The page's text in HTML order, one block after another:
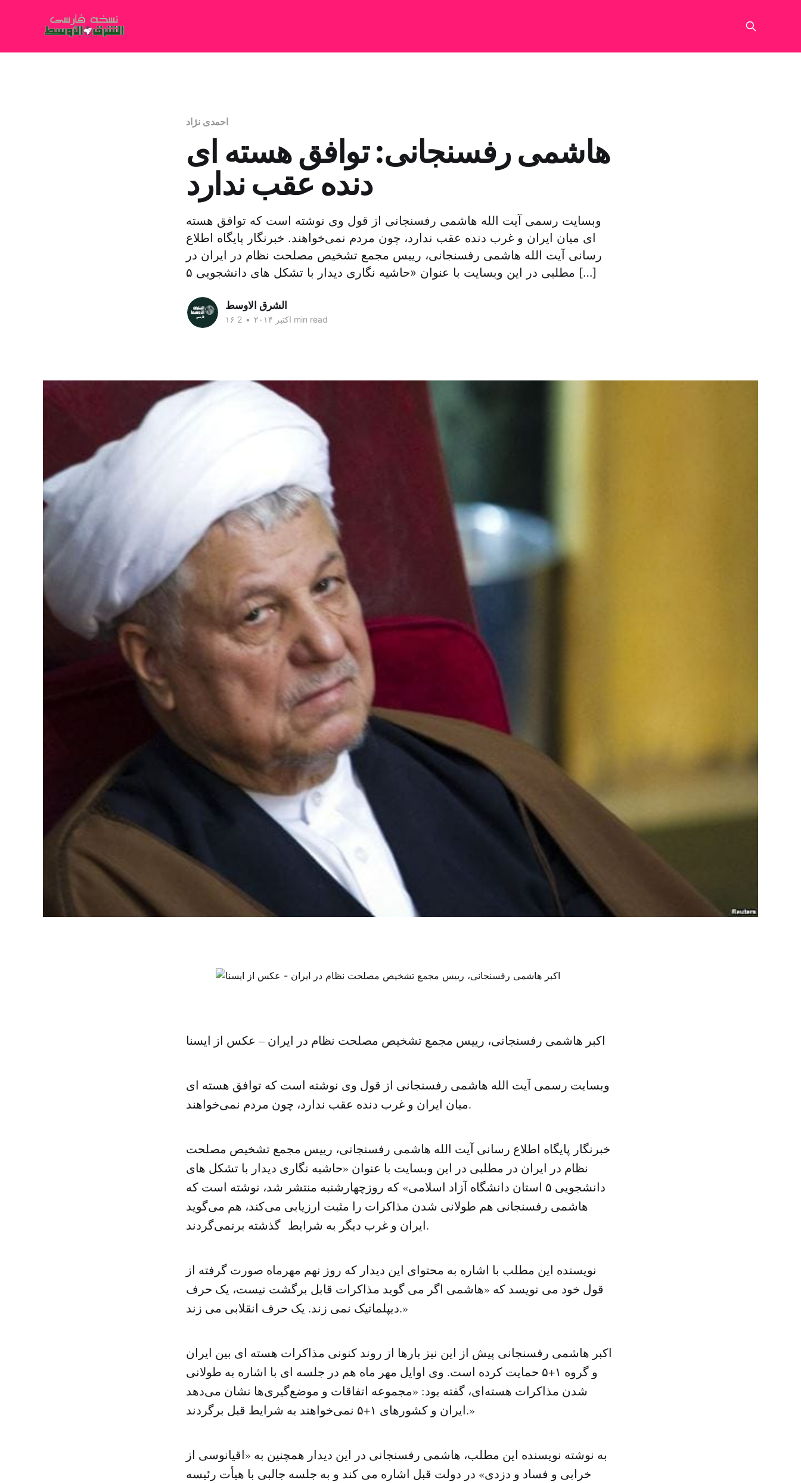
احمدی نژاد
هاشمی رفسنجانی: توافق هسته ای
دنده عقب ندارد
وبسایت رسمی آیت الله هاشمی رفسنجانی از قول وی نوشته است که توافق هسته
ای میان ایران و غرب دنده عقب ندارد، چون مردم نمی‌خواهند. خبرنگار پایگاه اطلاع
رسانی آیت الله هاشمی رفسنجانی، رییس مجمع تشخیص مصلحت نظام در ایران در
مطلبی در این وبسایت با عنوان «حاشیه نگاری دیدار با تشکل های دانشجویی ۵ […]
الشرق الاوسط
۱۶ اکتبر ۲۰۱۴ • 2 min read
اکبر هاشمی رفسنجانی، رییس مجمع تشخیص مصلحت نظام در ایران – عکس از ایسنا
وبسایت رسمی آیت الله هاشمی رفسنجانی از قول وی نوشته است که توافق هسته ای
میان ایران و غرب دنده عقب ندارد، چون مردم نمی‌خواهند.
خبرنگار پایگاه اطلاع رسانی آیت الله هاشمی رفسنجانی، رییس مجمع تشخیص مصلحت
نظام در ایران در مطلبی در این وبسایت با عنوان «حاشیه نگاری دیدار با تشکل های
دانشجویی ۵ استان دانشگاه آزاد اسلامی» که روزچهارشنبه منتشر شد، نوشته است که
هاشمی رفسنجانی هم طولانی شدن مذاکرات را مثبت ارزیابی می‌کند، هم می‌گوید
ایران و غرب دیگر به شرایط گذشته برنمی‌گردند.
نویسنده این مطلب با اشاره به محتوای این دیدار که روز نهم مهرماه صورت گرفته از
قول خود می نویسد که «هاشمی اگر می گوید مذاکرات قابل برگشت نیست، یک حرف
دیپلماتیک نمی زند. یک حرف انقلابی می زند.»
اکبر هاشمی رفسنجانی پیش از این نیز بارها از روند کنونی مذاکرات هسته ای بین ایران
و گروه ۱+۵ حمایت کرده است. وی اوایل مهر ماه هم در جلسه ای با اشاره به طولانی
شدن مذاکرات هسته‌ای، گفته بود: «مجموعه‌ اتفاقات و موضع‌گیری‌ها نشان می‌دهد
ایران و کشورهای ۱+۵ نمی‌خواهند به شرایط قبل برگردند.»
به نوشته نویسنده این مطلب، هاشمی رفسنجانی در این دیدار همچنین به «اقیانوسی از
خرابی و فساد و دزدی» در دولت قبل اشاره می کند و به جلسه جالبی با هیأت رئیسه